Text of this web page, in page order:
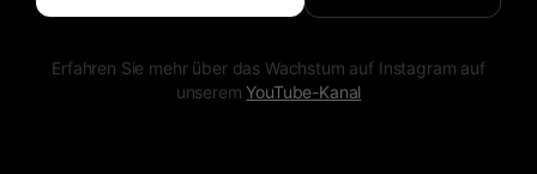
Erfahren Sie mehr über das Wachstum auf Instagram auf
unserem YouTube-Kanal